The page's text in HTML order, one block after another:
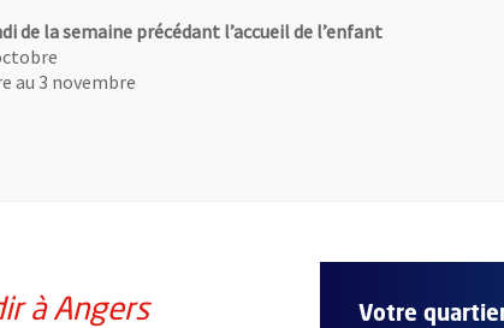
de la semaine précédant l’accueil de l’enfant
au 3 novembre
à Angers Votre